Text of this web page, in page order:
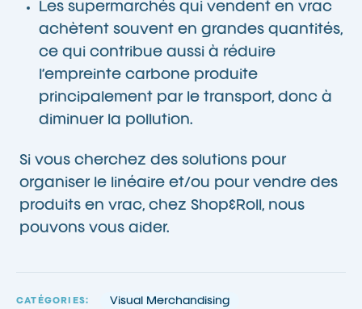
Les supermarchés qui vendent en vrac
achètent souvent en grandes quantités,
ce qui contribue aussi à réduire
l’empreinte carbone produite
principalement par le transport, donc à
diminuer la pollution.
Si vous cherchez des solutions pour
organiser le linéaire et/ou pour vendre des
produits en vrac, chez Shop&Roll, nous
pouvons vous aider.
CATÉGORIES: Visual Merchandising